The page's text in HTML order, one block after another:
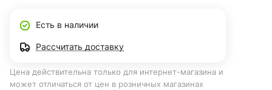
Есть в наличии
Рассчитать доставку
Цена действительна только для интернет-магазина и
может отличаться от цен в розничных магазинах